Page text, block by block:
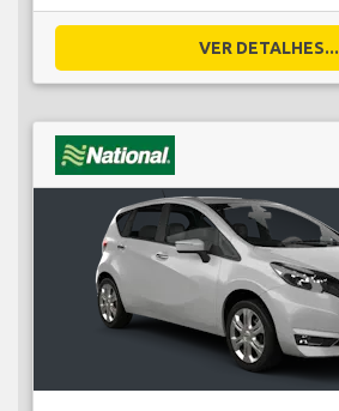
VER DETALHES...